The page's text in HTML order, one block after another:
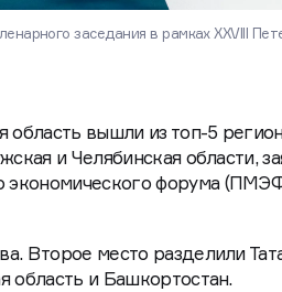
заседания в рамках XXVIII
область вышли из топ-5
и Челябинская области,
экономического форума
Второе место разделили
область и Башкортостан.